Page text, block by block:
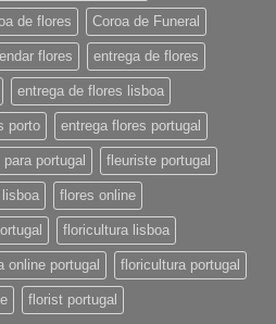
de flores Coroa de Funeral
flores entrega de flores
entrega de flores lisboa
porto entrega flores portugal
portugal fleuriste portugal
flores online
floricultura lisboa
online portugal floricultura portugal
florist portugal